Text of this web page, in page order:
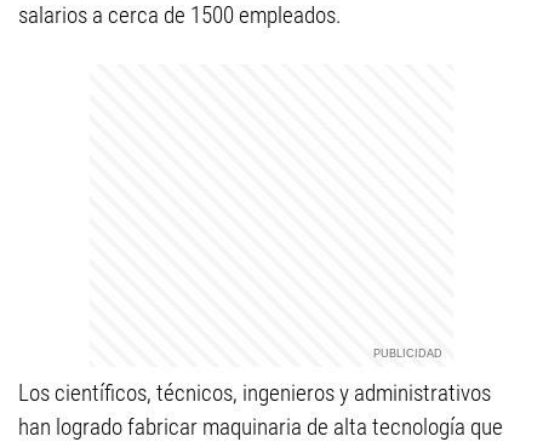
salarios a cerca de 1500 empleados.
Los científicos, técnicos, ingenieros y administrativos
han logrado fabricar maquinaria de alta tecnología que